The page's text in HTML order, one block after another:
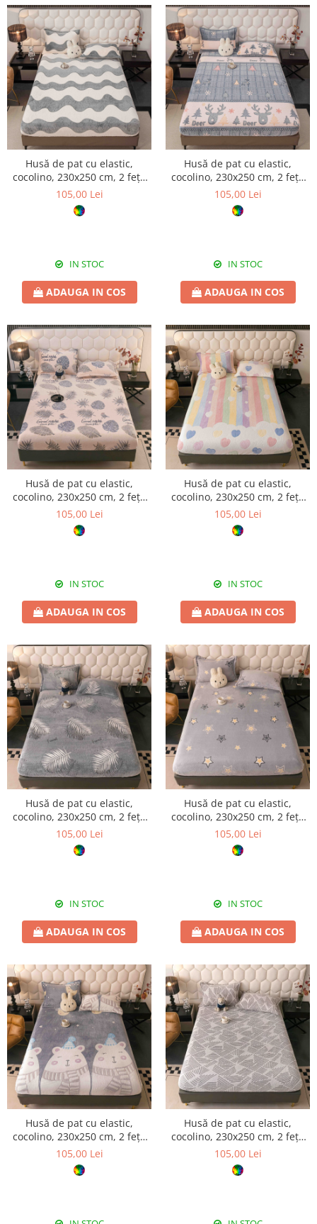
Husă de pat cu elastic,
cocolino, 230x250 cm, 2 fețe
de pernă, valuri
105,00 Lei
IN STOC
ADAUGA IN COS
Husă de pat cu elastic,
cocolino, 230x250 cm, 2 fețe
de pernă, Deer
105,00 Lei
IN STOC
ADAUGA IN COS
Husă de pat cu elastic,
cocolino, 230x250 cm, 2 fețe
de pernă, frunze
105,00 Lei
IN STOC
ADAUGA IN COS
Husă de pat cu elastic,
cocolino, 230x250 cm, 2 fețe
de pernă, dungi pastel
105,00 Lei
IN STOC
ADAUGA IN COS
Husă de pat cu elastic,
cocolino, 230x250 cm, 2 fețe
de pernă, frunze in relief
105,00 Lei
IN STOC
ADAUGA IN COS
Husă de pat cu elastic,
cocolino, 230x250 cm, 2 fețe
de pernă, gri cu stele
105,00 Lei
IN STOC
ADAUGA IN COS
Husă de pat cu elastic,
cocolino, 230x250 cm, 2 fețe
de pernă, ursuleți
105,00 Lei
Husă de pat cu elastic,
cocolino, 230x250 cm, 2 fețe
de pernă, geometric gri-crem
105,00 Lei